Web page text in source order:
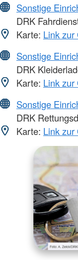
Sonstige
DRK
Karte: Link zur
Sonstige
DRK
Karte: Link zur
Sonstige
DRK
Karte: Link zur